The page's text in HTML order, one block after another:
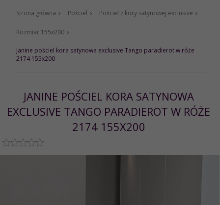
Strona główna Pościel Pościel z kory satynowej exclusive
Rozmiar 155x200
Janine pościel kora satynowa exclusive Tango paradierot w róże
2174 155x200
JANINE POŚCIEL KORA SATYNOWA
EXCLUSIVE TANGO PARADIEROT W RÓŻE
2174 155X200